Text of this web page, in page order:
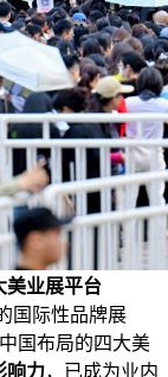
美业展平台
国际性品牌展
国布局的四大美
响力，已成为业内